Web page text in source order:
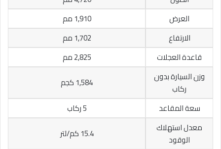
العرض
1,910 مم
الارتفاع
1,702 مم
قاعدة العجلات
2,825 مم
وزن السيارة بدون
ركاب
1,584 كجم
سعة المقاعد
5 ركاب
معدل استهلاك
الوقود
15.4 كم/لتر